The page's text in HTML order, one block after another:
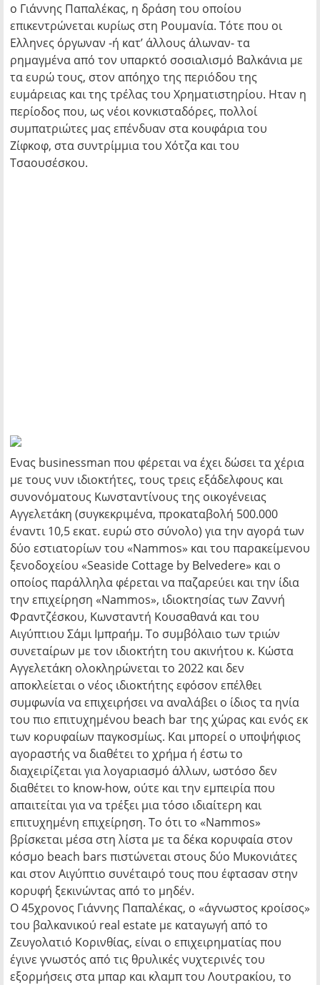
ο Γιάννης Παπαλέκας, η δράση του οποίου
επικεντρώνεται κυρίως στη Ρουμανία. Τότε που οι
Ελληνες όργωναν -ή κατ’ άλλους άλωναν- τα
ρημαγμένα από τον υπαρκτό σοσιαλισμό Βαλκάνια με
τα ευρώ τους, στον απόηχο της περιόδου της
ευμάρειας και της τρέλας του Χρηματιστηρίου. Ηταν η
περίοδος που, ως νέοι κονκισταδόρες, πολλοί
συμπατριώτες μας επένδυαν στα κουφάρια του
Ζίφκοφ, στα συντρίμμια του Χότζα και του
Τσαουσέσκου.
Ενας businessman που φέρεται να έχει δώσει τα χέρια
με τους νυν ιδιοκτήτες, τους τρεις εξάδελφους και
συνονόματους Κωνσταντίνους της οικογένειας
Αγγελετάκη (συγκεκριμένα, προκαταβολή 500.000
έναντι 10,5 εκατ. ευρώ στο σύνολο) για την αγορά των
δύο εστιατορίων του «Nammos» και του παρακείμενου
ξενοδοχείου «Seaside Cottage by Belvedere» και ο
οποίος παράλληλα φέρεται να παζαρεύει και την ίδια
την επιχείρηση «Nammos», ιδιοκτησίας των Ζαννή
Φραντζέσκου, Κωνσταντή Κουσαθανά και του
Αιγύπτιου Σάμι Ιμπραήμ. Το συμβόλαιο των τριών
συνεταίρων με τον ιδιοκτήτη του ακινήτου κ. Κώστα
Αγγελετάκη ολοκληρώνεται το 2022 και δεν
αποκλείεται ο νέος ιδιοκτήτης εφόσον επέλθει
συμφωνία να επιχειρήσει να αναλάβει ο ίδιος τα ηνία
του πιο επιτυχημένου beach bar της χώρας και ενός εκ
των κορυφαίων παγκοσμίως. Και μπορεί ο υποψήφιος
αγοραστής να διαθέτει το χρήμα ή έστω το
διαχειρίζεται για λογαριασμό άλλων, ωστόσο δεν
διαθέτει το know-how, ούτε και την εμπειρία που
απαιτείται για να τρέξει μια τόσο ιδιαίτερη και
επιτυχημένη επιχείρηση. Το ότι το «Nammos»
βρίσκεται μέσα στη λίστα με τα δέκα κορυφαία στον
κόσμο beach bars πιστώνεται στους δύο Μυκονιάτες
και στον Αιγύπτιο συνέταιρό τους που έφτασαν στην
κορυφή ξεκινώντας από το μηδέν.
Ο 45χρονος Γιάννης Παπαλέκας, ο «άγνωστος κροίσος»
του βαλκανικού real estate με καταγωγή από το
Ζευγολατιό Κορινθίας, είναι ο επιχειρηματίας που
έγινε γνωστός από τις θρυλικές νυχτερινές του
εξορμήσεις στα μπαρ και κλαμπ του Λουτρακίου, το